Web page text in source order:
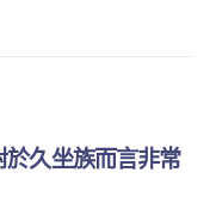
久坐族而言非常